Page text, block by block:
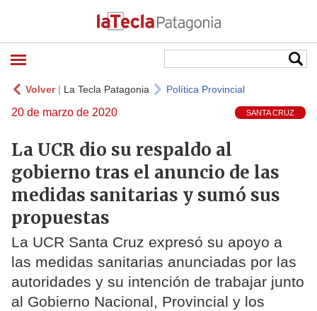
Volver| La Tecla Patagonia Política Provincial
20 de marzo de 2020 SANTA CRUZ
La UCR dio su respaldo al
gobierno tras el anuncio de las
medidas sanitarias y sumó sus
propuestas
La UCR Santa Cruz expresó su apoyo a
las medidas sanitarias anunciadas por las
autoridades y su intención de trabajar junto
al Gobierno Nacional, Provincial y los